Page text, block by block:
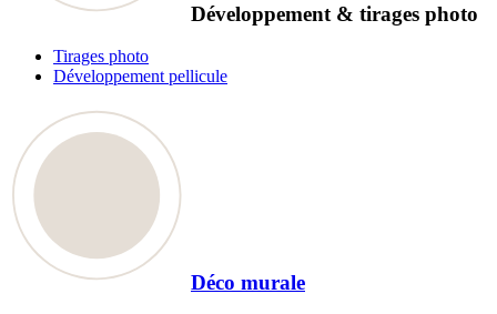
Développement & tirages photo
Tirages photo
Développement pellicule
Déco murale